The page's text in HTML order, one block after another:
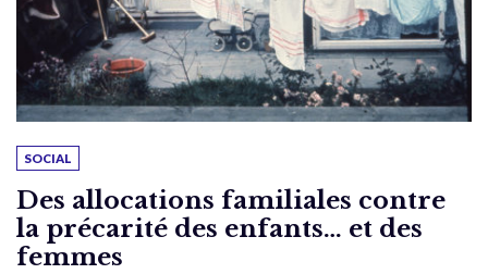
SOCIAL
Des allocations familiales contre
la précarité des enfants… et des
femmes